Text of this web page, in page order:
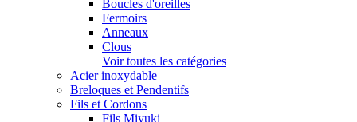
Boucles d'oreilles
Fermoirs
Anneaux
Clous
Voir toutes les catégories
Acier inoxydable
Breloques et Pendentifs
Fils et Cordons
Fils Miyuki